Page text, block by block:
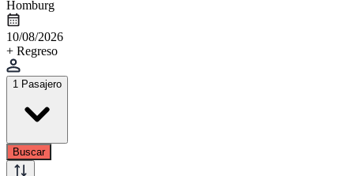
Homburg
10/08/2026
+ Regreso
1 Pasajero
Buscar